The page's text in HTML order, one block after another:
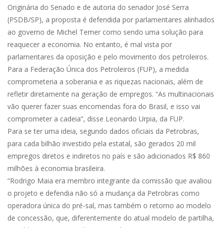
Originária do Senado e de autoria do senador José Serra
(PSDB/SP), a proposta é defendida por parlamentares alinhados
ao governo de Michel Temer como sendo uma solução para
reaquecer a economia. No entanto, é mal vista por
parlamentares da oposição e pelo movimento dos petroleiros.
Para a Federação Única dos Petroleiros (FUP), a medida
comprometeria a soberania e as riquezas nacionais, além de
refletir diretamente na geração de empregos. “As multinacionais
vão querer fazer suas encomendas fora do Brasil, e isso vai
comprometer a cadeia”, disse Leonardo Urpia, da FUP.
Para se ter uma ideia, segundo dados oficiais da Petrobras,
para cada bilhão investido pela estatal, são gerados 20 mil
empregos diretos e indiretos no país e são adicionados R$ 860
milhões à economia brasileira.
“Rodrigo Maia era membro integrante da comissão que avaliou
o projeto e defendia não só a mudança da Petrobras como
operadora única do pré-sal, mas também o retorno ao modelo
de concessão, que, diferentemente do atual modelo de partilha,